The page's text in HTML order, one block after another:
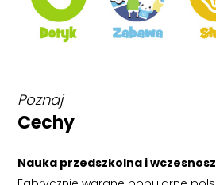
Poznaj
Cechy
Nauka przedszkolna i